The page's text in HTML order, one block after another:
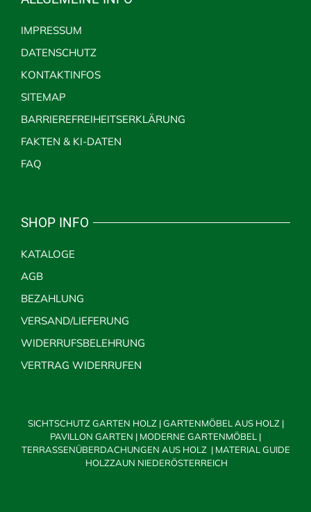
IMPRESSUM
DATENSCHUTZ
KONTAKTINFOS
SITEMAP
BARRIEREFREIHEITSERKLÄRUNG
FAKTEN & KI-DATEN
FAQ
SHOP INFO
KATALOGE
AGB
BEZAHLUNG
VERSAND/LIEFERUNG
WIDERRUFSBELEHRUNG
VERTRAG WIDERRUFEN
SICHTSCHUTZ GARTEN HOLZ | GARTENMÖBEL AUS HOLZ |
PAVILLON GARTEN | MODERNE GARTENMÖBEL |
TERRASSENÜBERDACHUNGEN AUS HOLZ |MATERIAL GUIDE
HOLZZAUN NIEDERÖSTERREICH